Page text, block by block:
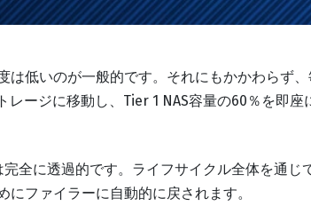
低いのが一般的です。それにもかかわらず
ージに移動し、Tier 1 NAS容量の60％を即座
全に透過的です。ライフサイクル全体を通
ファイラーに自動的に戻されます。